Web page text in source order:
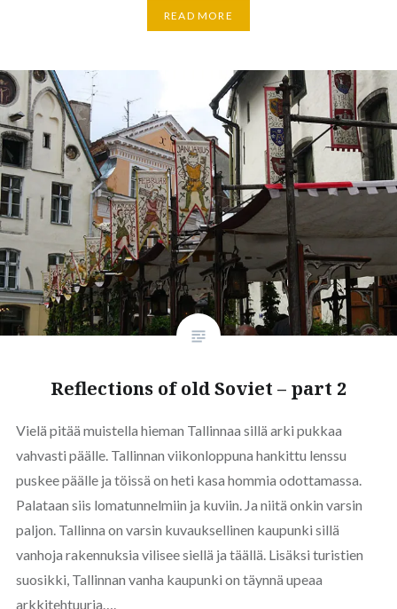
READ MORE
Reflections of old Soviet – part 2
Vielä pitää muistella hieman Tallinnaa sillä arki pukkaa
vahvasti päälle. Tallinnan viikonloppuna hankittu lenssu
puskee päälle ja töissä on heti kasa hommia odottamassa.
Palataan siis lomatunnelmiin ja kuviin. Ja niitä onkin varsin
paljon. Tallinna on varsin kuvauksellinen kaupunki sillä
vanhoja rakennuksia vilisee siellä ja täällä. Lisäksi turistien
suosikki, Tallinnan vanha kaupunki on täynnä upeaa
arkkitehtuuria….